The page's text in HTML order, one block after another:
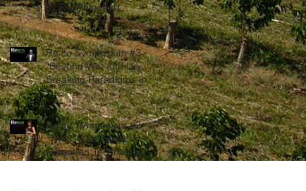
by Ric Rhinehart
Re:co Symposium #3
"Beyond Wet and Dry:
Breaking Paradigms in
Coffee Processing" by
Flavio
Re:co Symposium #2
"The Coffee Seed: A
Forgotten Technology" by